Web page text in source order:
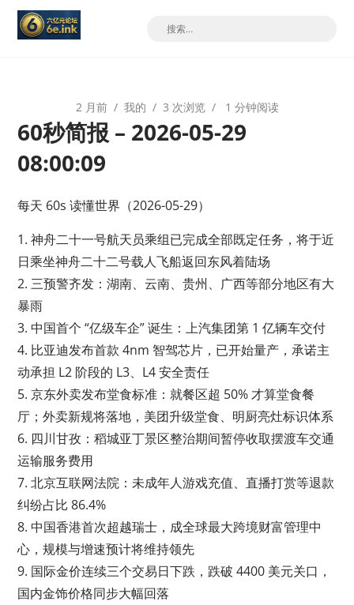
2 月前 我的 3 次浏览 1 分钟阅读
60秒简报 – 2026-05-29
08:00:09
每天 60s 读懂世界（2026-05-29）
1. 神舟二十一号航天员乘组已完成全部既定任务，将于近
日乘坐神舟二十二号载人飞船返回东风着陆场
2. 三预警齐发：湖南、云南、贵州、广西等部分地区有大
暴雨
3. 中国首个 “亿级车企” 诞生：上汽集团第 1 亿辆车交付
4. 比亚迪发布首款 4nm 智驾芯片，已开始量产，承诺主
动承担 L2 阶段的 L3、L4 安全责任
5. 京东外卖发布堂食标准：就餐区超 50% 才算堂食餐
厅；外卖新规将落地，美团升级堂食、明厨亮灶标识体系
6. 四川甘孜：稻城亚丁景区整治期间暂停收取摆渡车交通
运输服务费用
7. 北京互联网法院：未成年人游戏充值、直播打赏等退款
纠纷占比 86.4%
8. 中国香港首次超越瑞士，成全球最大跨境财富管理中
心，规模与增速预计将维持领先
9. 国际金价连续三个交易日下跌，跌破 4400 美元关口，
国内金饰价格同步大幅回落